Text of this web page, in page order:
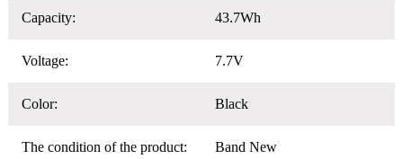
Capacity: 43.7Wh
Voltage: 7.7V
Color: Black
The condition of the product: Band New